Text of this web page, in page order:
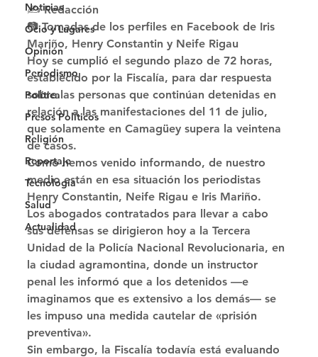
Noticias
Ocio y Lugares
Opinión
Periodismo
Política
Presos Políticos
Religión
Reportaje
Tecnología
Salud
Actualidad
✍️ Redacción
📷 Tomadas de los perfiles en Facebook de Iris
Mariño, Henry Constantin y Neife Rigau
Hoy se cumplió el segundo plazo de 72 horas,
establecido por la Fiscalía, para dar respuesta
sobre las personas que continúan detenidas en
relación a las manifestaciones del 11 de julio,
que solamente en Camagüey supera la veintena
de casos.
Como hemos venido informando, de nuestro
medio están en esa situación los periodistas
Henry Constantin, Neife Rigau e Iris Mariño.
Los abogados contratados para llevar a cabo
sus defensas se dirigieron hoy a la Tercera
Unidad de la Policía Nacional Revolucionaria, en
la ciudad agramontina, donde un instructor
penal les informó que a los detenidos —e
imaginamos que es extensivo a los demás— se
les impuso una medida cautelar de «prisión
preventiva».
Sin embargo, la Fiscalía todavía está evaluando